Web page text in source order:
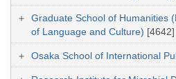
Graduate School of Humanities
of Language and Culture) [4642]
Osaka School of International